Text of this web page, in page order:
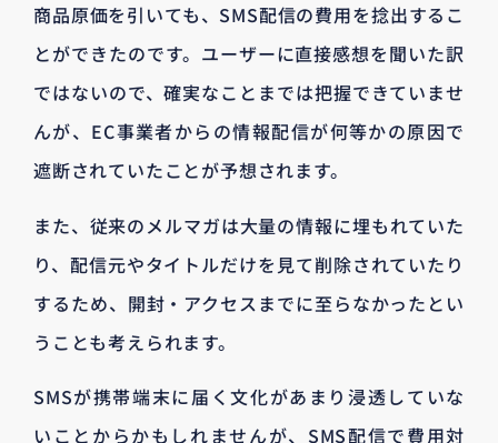
商品原価を引いても、SMS配信の費用を捻出するこ
とができたのです。ユーザーに直接感想を聞いた訳
ではないので、確実なことまでは把握できていませ
んが、EC事業者からの情報配信が何等かの原因で
遮断されていたことが予想されます。
また、従来のメルマガは大量の情報に埋もれていた
り、配信元やタイトルだけを見て削除されていたり
するため、開封・アクセスまでに至らなかったとい
うことも考えられます。
SMSが携帯端末に届く文化があまり浸透していな
いことからかもしれませんが、SMS配信で費用対